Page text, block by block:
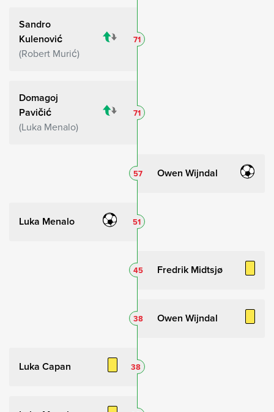
Sandro
Kulenović
Robert Murić
71
Domagoj
Pavičić
Luka Menalo
71
Owen Wijndal
57
Luka Menalo 51
Fredrik Midtsjø
45
Owen Wijndal
38
Luka Capan 38